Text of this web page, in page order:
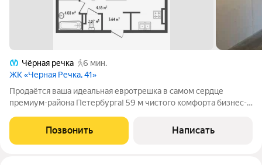
Чёрная речка
6 мин.
ЖК «Черная Речка, 41»
Продаётся ваша идеальная евротрешка в самом сердце
премиум-района Петербурга! 59 м чистого комфорта бизнес-
предчистовая отделка White Box! Кухня-гостиная 21.58 м
идеальное пространство
Позвонить Написать